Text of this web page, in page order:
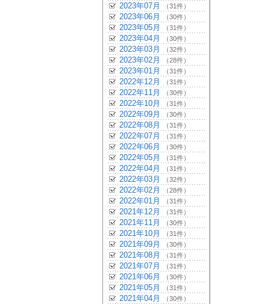
2023年07月 （31件）
2023年06月 （30件）
2023年05月 （31件）
2023年04月 （30件）
2023年03月 （32件）
2023年02月 （28件）
2023年01月 （31件）
2022年12月 （31件）
2022年11月 （30件）
2022年10月 （31件）
2022年09月 （30件）
2022年08月 （31件）
2022年07月 （31件）
2022年06月 （30件）
2022年05月 （31件）
2022年04月 （31件）
2022年03月 （32件）
2022年02月 （28件）
2022年01月 （31件）
2021年12月 （31件）
2021年11月 （30件）
2021年10月 （31件）
2021年09月 （30件）
2021年08月 （31件）
2021年07月 （31件）
2021年06月 （30件）
2021年05月 （31件）
2021年04月 （30件）